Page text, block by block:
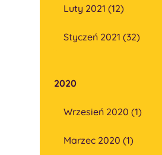
Luty 2021 (12)
Styczeń 2021 (32)
2020
Wrzesień 2020 (1)
Marzec 2020 (1)